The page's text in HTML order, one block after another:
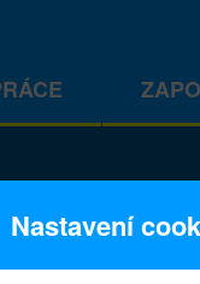
Nastavení